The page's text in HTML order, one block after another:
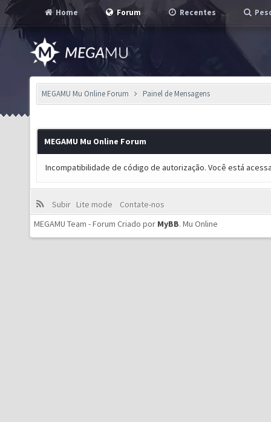
Home Forum Recentes
MEGAMU Mu Online Forum Painel de Mensagens
MEGAMU Mu Online Forum
Incompatibilidade de código de autorização. Você está
Subir Lite mode
Contate-nos
MEGAMU Team - Forum Criado por MyBB. Mu Online